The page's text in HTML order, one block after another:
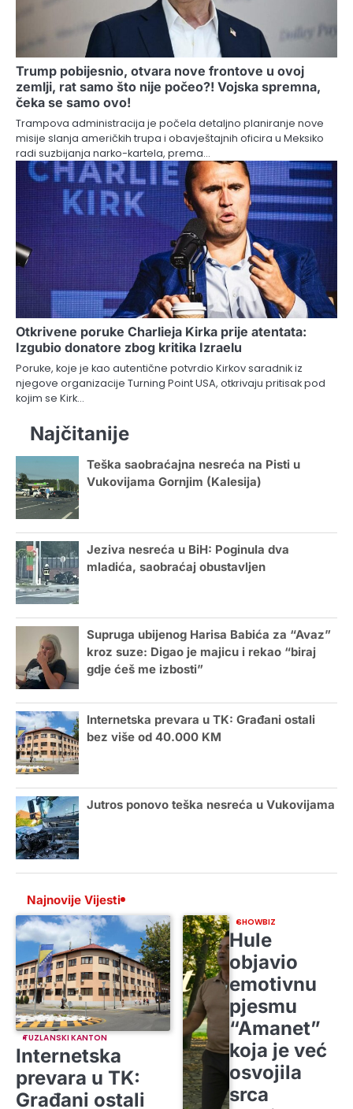
Trump pobijesnio, otvara nove frontove u ovoj
zemlji, rat samo što nije počeo?! Vojska spremna,
čeka se samo ovo!
Trampova administracija je počela detaljno planiranje nove
misije slanja američkih trupa i obavještajnih oficira u Meksiko
radi suzbijanja narko-kartela, prema…
Otkrivene poruke Charlieja Kirka prije atentata:
Izgubio donatore zbog kritika Izraelu
Poruke, koje je kao autentične potvrdio Kirkov saradnik iz
njegove organizacije Turning Point USA, otkrivaju pritisak pod
kojim se Kirk…
Najčitanije
Teška saobraćajna nesreća na Pisti u
Vukovijama Gornjim (Kalesija)
Jeziva nesreća u BiH: Poginula dva
mladića, saobraćaj obustavljen
Supruga ubijenog Harisa Babića za “Avaz”
kroz suze: Digao je majicu i rekao “biraj
gdje ćeš me izbosti”
Internetska prevara u TK: Građani ostali
bez više od 40.000 KM
Jutros ponovo teška nesreća u Vukovijama
Najnovije Vijesti
TUZLANSKI KANTON
Internetska
prevara u TK:
Građani ostali
SHOWBIZ
Hule
objavio
emotivnu
pjesmu
“Amanet”
koja je već
osvojila
srca